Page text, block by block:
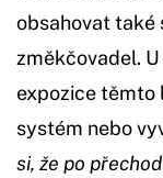
obsahovat také
změkčovadel.
expozice těmto
systém nebo
si, že po